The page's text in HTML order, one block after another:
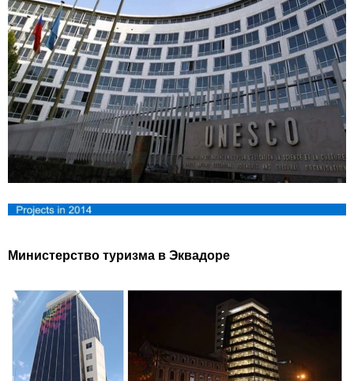
Министерство туризма в Эквадоре